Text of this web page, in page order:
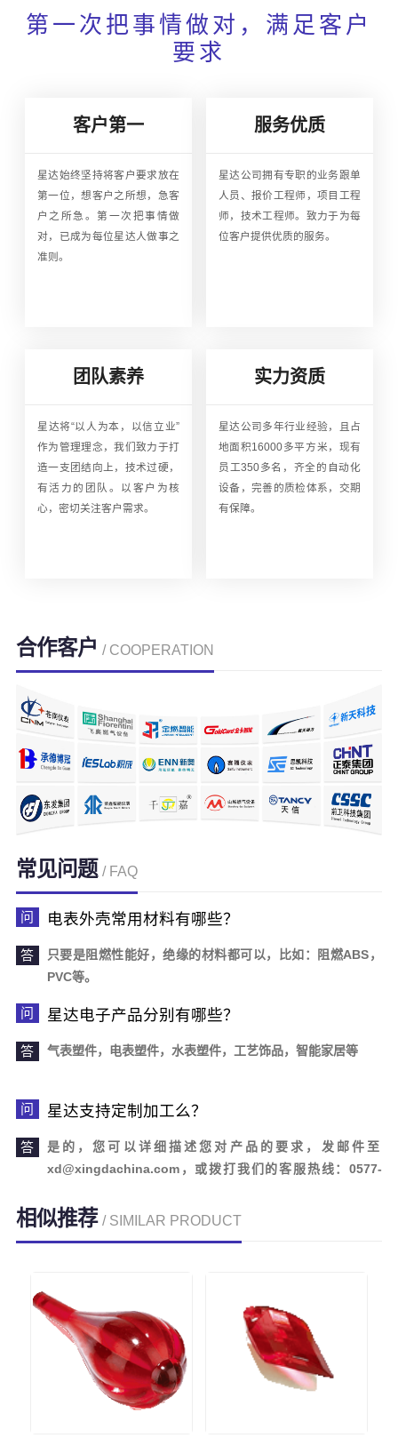
第一次把事情做对，满足客户
要求
客户第一
星达始终坚持将客户要求放在
第一位，想客户之所想，急客
户之所急。第一次把事情做
对，已成为每位星达人做事之
准则。
服务优质
星达公司拥有专职的业务跟单
人员、报价工程师，项目工程
师，技术工程师。致力于为每
位客户提供优质的服务。
团队素养
星达将“以人为本，以信立业”
作为管理理念，我们致力于打
造一支团结向上，技术过硬，
有活力的团队。以客户为核
心，密切关注客户需求。
实力资质
星达公司多年行业经验，且占
地面积16000多平方米，现有
员工350多名，齐全的自动化
设备，完善的质检体系，交期
有保障。
合作客户 / COOPERATION
常见问题 / FAQ
电表外壳常用材料有哪些？
只要是阻燃性能好，绝缘的材料都可以，比如：阻燃ABS，
PVC等。
星达电子产品分别有哪些？
气表塑件，电表塑件，水表塑件，工艺饰品，智能家居等
星达支持定制加工么？
是的，您可以详细描述您对产品的要求，发邮件至
xd@xingdachina.com，或拨打我们的客服热线：0577-
相似推荐 / SIMILAR PRODUCT